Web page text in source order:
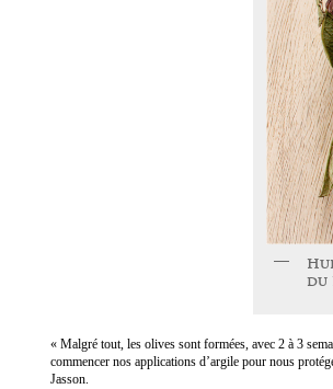
du
« Malgré tout, les olives sont formées, avec 2 à 3
commencer nos applications d’argile pour nous
Jasson.